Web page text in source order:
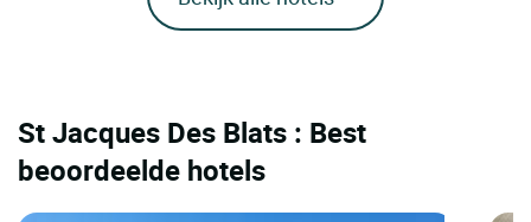
St Jacques Des Blats : Best
beoordeelde hotels